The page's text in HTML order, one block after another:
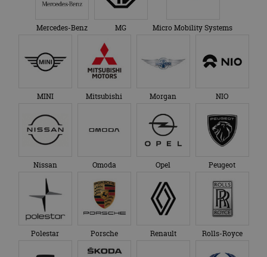
Mercedes-Benz MG Micro Mobility Systems
MINI Mitsubishi Morgan NIO
Nissan Omoda Opel Peugeot
Polestar Porsche Renault Rolls-Royce